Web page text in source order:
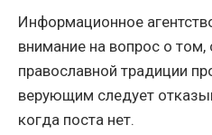
Информационное
внимание на вопрос о
православной традиции
верующим следует
когда поста нет.